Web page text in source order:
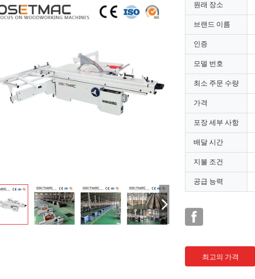
원래 장소
브랜드 이름
인증
모델 번호
최소 주문 수량
가격
포장 세부 사항
배달 시간
지불 조건
공급 능력
최고의 가격